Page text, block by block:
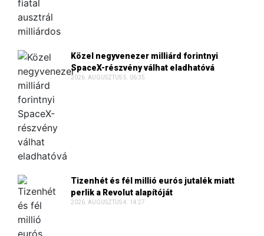
Közel negyvenezer milliárd forintnyi
SpaceX-részvény válhat eladhatóvá
2026. AUGUSZTUS 5. 06:35
Tizenhét és fél millió eurós jutalék miatt
perlik a Revolut alapítóját
2026. AUGUSZTUS 4. 14:27